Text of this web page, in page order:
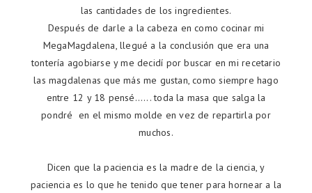
las cantidades de los ingredientes.
Después de darle a la cabeza en como cocinar mi
MegaMagdalena, llegué a la conclusión que era una
tontería agobiarse y me decidí por buscar en mi recetario
las magdalenas que más me gustan, como siempre hago
entre 12 y 18 pensé...... toda la masa que salga la
pondré en el mismo molde en vez de repartirla por
muchos.
Dicen que la paciencia es la madre de la ciencia, y
paciencia es lo que he tenido que tener para hornear a la